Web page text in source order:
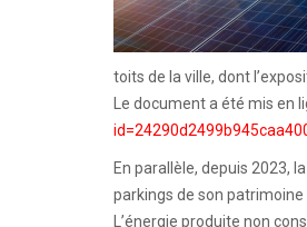
toits de la ville, dont
Le document a été mis en
En parallèle, depuis 2023,
parkings de son patrimoine
L’énergie produite non